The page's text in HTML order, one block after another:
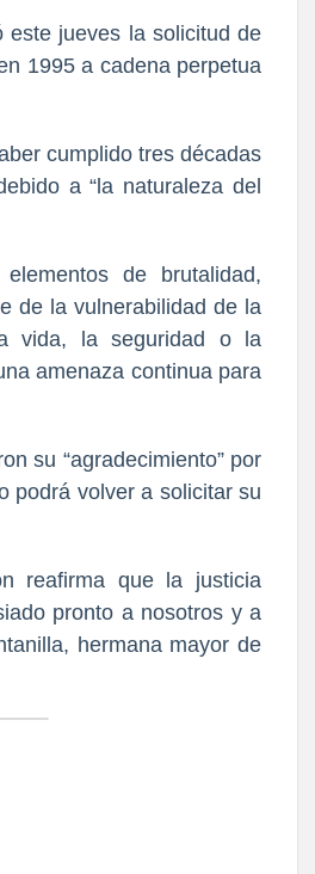
este jueves la solicitud de
1995 a cadena perpetua
cumplido tres décadas
a “la naturaleza del
de brutalidad,
de la vulnerabilidad de la
vida, la seguridad o la
amenaza continua para
su “agradecimiento” por
podrá volver a solicitar su
reafirma que la justicia
pronto a nosotros y a
hermana mayor de